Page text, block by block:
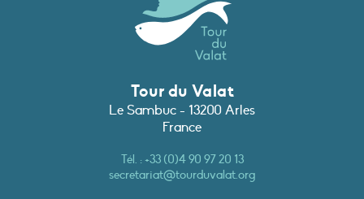
Tour du Valat
Le Sambuc - 13200 Arles
France
Tél. :+33 (0)4 90 97 20 13
secretariat@tourduvalat.org